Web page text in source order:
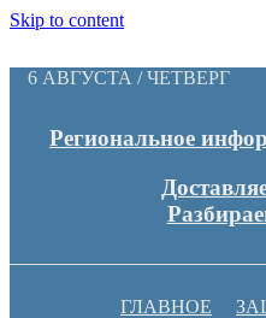
Skip to content
6 АВГУСТА / ЧЕТВЕРГ
Региональное
ГЛАВНОЕ